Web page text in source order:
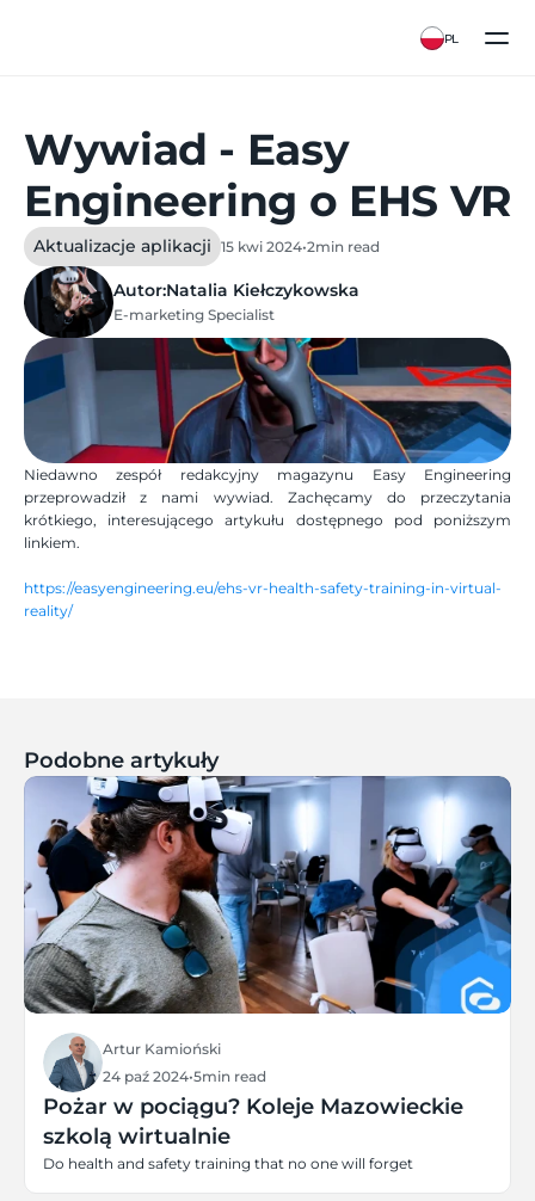
PL
Wywiad - Easy
Engineering o EHS VR
Aktualizacje aplikacji 15 kwi 2024•2min read
Autor:Natalia Kiełczykowska
E-marketing Specialist
Niedawno zespół redakcyjny magazynu Easy Engineering
przeprowadził z nami wywiad. Zachęcamy do przeczytania
krótkiego, interesującego artykułu dostępnego pod poniższym
linkiem.
https://easyengineering.eu/ehs-vr-health-safety-training-in-virtual-
reality/
Podobne artykuły
Artur Kamioński
24 paź 2024•5min read
Pożar w pociągu? Koleje Mazowieckie
szkolą wirtualnie
Do health and safety training that no one will forget